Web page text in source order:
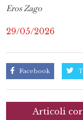
Eros Zago
29/05/2026
Facebook
Articoli